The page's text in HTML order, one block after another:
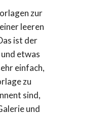
zur
leeren
ist der
etwas
einfach,
zu
sind,
und